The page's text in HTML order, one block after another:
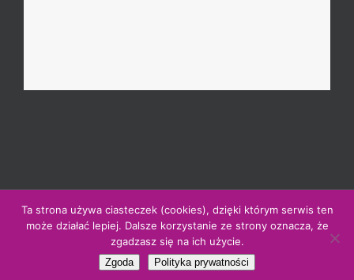
© Copyright 2000 - 2021 |Polityka prywatności|Mapa witryny
|Regulamin vouchera TplusT
FacebookLinkedInInstagram
Email
Ta strona używa ciasteczek (cookies), dzięki którym serwis ten
może działać lepiej. Dalsze korzystanie ze strony oznacza, że
zgadzasz się na ich użycie.
Zgoda Polityka prywatności